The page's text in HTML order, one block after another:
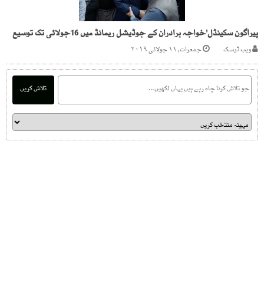
پیراگون سکینڈل'خواجہ برادران کے جوڈیشل ریمانڈ میں 16جولائی تک توسیع
ویب ڈیسک جمعرات, ۱۱ جولائی ۲۰۱۹
تلاش کریں